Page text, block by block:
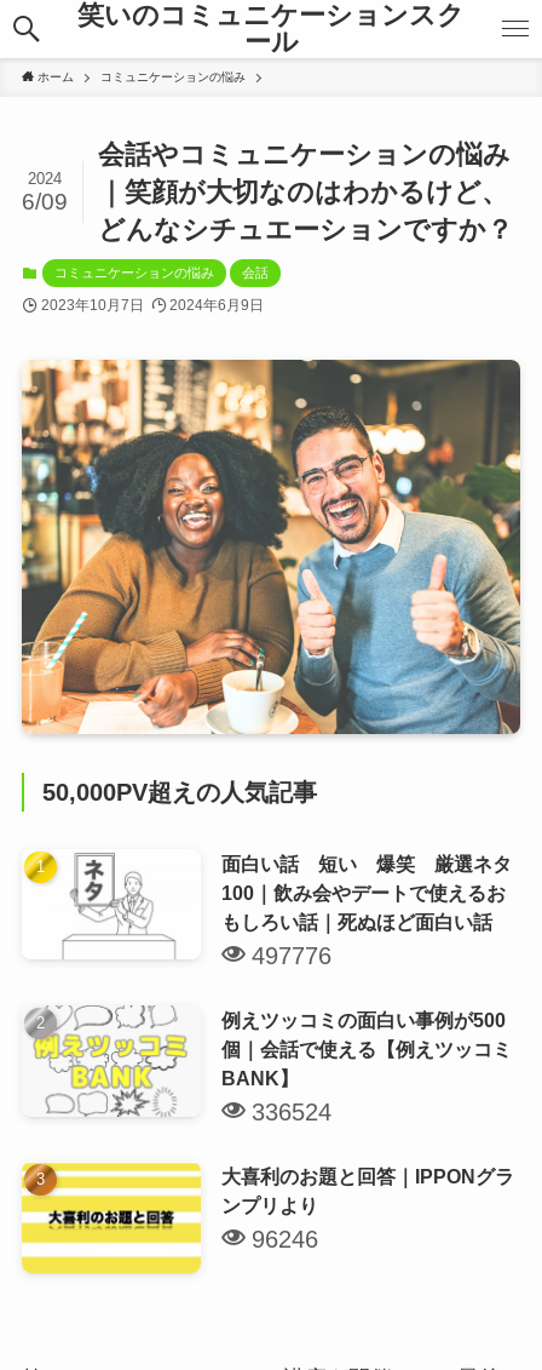
笑いのコミュニケーションスク
ール
ホーム コミュニケーションの悩み
会話やコミュニケーションの悩み
｜笑顔が大切なのはわかるけど、
どんなシチュエーションですか？
2024
6/09
コミュニケーションの悩み 会話
2023年10月7日 2024年6月9日
50,000PV超えの人気記事
面白い話 短い 爆笑 厳選ネタ
100｜飲み会やデートで使えるお
もしろい話｜死ぬほど面白い話
497776
例えツッコミの面白い事例が500
個｜会話で使える【例えツッコミ
BANK】
336524
大喜利のお題と回答｜IPPONグラ
ンプリより
96246